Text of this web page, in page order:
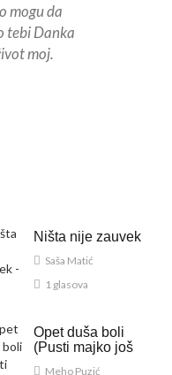
mogu da
tebi Danka
moj.
Ništa nije zauvek
Saša Matić
1 glasova
Opet duša boli
(Pusti majko još
Meho Puzić